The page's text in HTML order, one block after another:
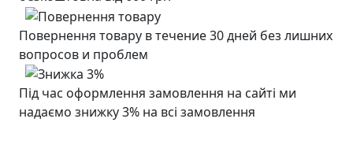
Повернення товару в течение 30 дней без лишних
вопросов и проблем
Під час оформлення замовлення на сайті ми
надаємо знижку 3% на всі замовлення